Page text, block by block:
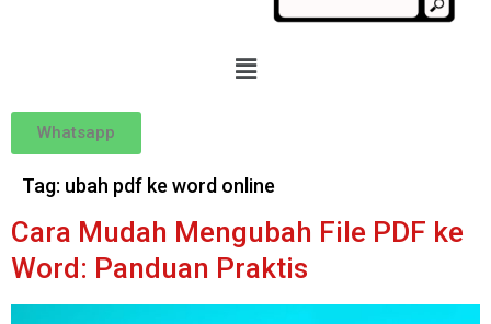
Whatsapp
Tag: ubah pdf ke word online
Cara Mudah Mengubah File PDF ke
Word: Panduan Praktis